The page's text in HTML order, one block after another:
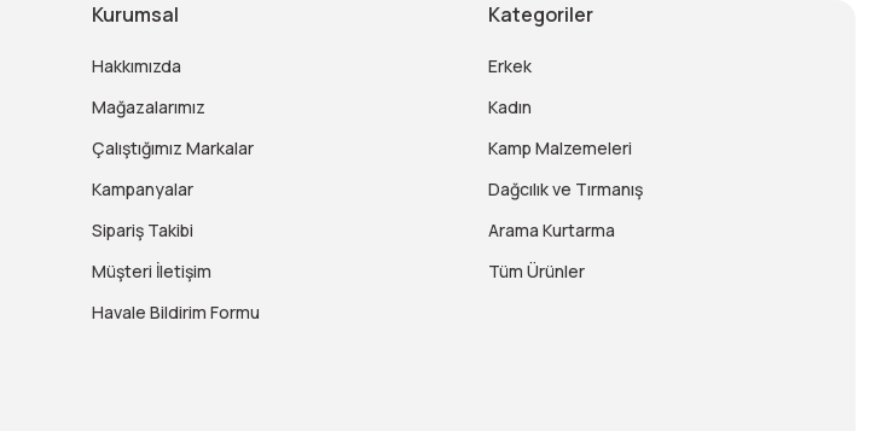
Kurumsal
Hakkımızda
Mağazalarımız
Çalıştığımız Markalar
Kampanyalar
Sipariş Takibi
Müşteri İletişim
Havale Bildirim Formu
Kategoriler
Erkek
Kadın
Kamp Malzemeleri
Dağcılık ve Tırmanış
Arama Kurtarma
Tüm Ürünler